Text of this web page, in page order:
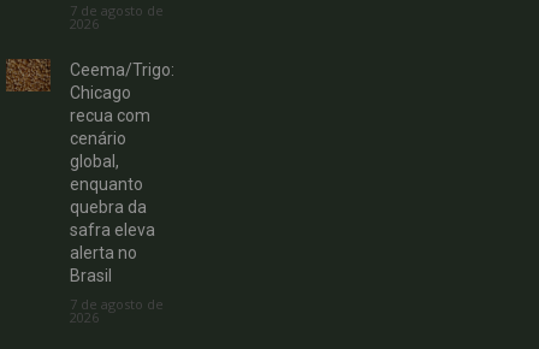
7 de agosto de
2026
Ceema/Trigo:
Chicago
recua com
cenário
global,
enquanto
quebra da
safra eleva
alerta no
Brasil
7 de agosto de
2026